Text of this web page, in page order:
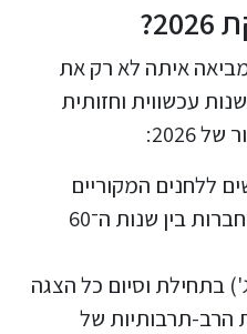
איתה לא רק את
עכשווית וחזותית
ללחנים המקוריים
תפאורה ותלבושות שמחברות בין שנות ה־60
הרב-תרבותיות של